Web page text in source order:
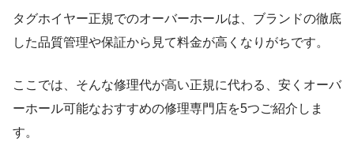
タグホイヤー正規でのオーバーホールは、ブランドの徹底
した品質管理や保証から見て料金が高くなりがちです。
ここでは、そんな修理代が高い正規に代わる、安くオーバ
ーホール可能なおすすめの修理専門店を5つご紹介しま
す。